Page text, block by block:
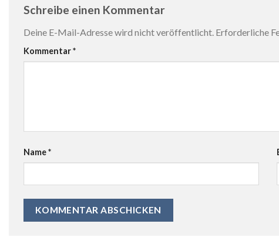
Schreibe einen Kommentar
Deine E-Mail-Adresse wird nicht veröffentlicht. Erforderliche
Kommentar*
Name*